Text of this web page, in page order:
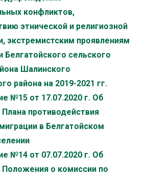
конфликтов,
этнической и религиозной
экстремистским проявлениям
Белгатойского сельского
Шалинского
района на 2019-2021 гг.
№15 от 17.07.2020 г. Об
противодействия
в Белгатойском
№14 от 07.07.2020 г. Об
о комиссии по